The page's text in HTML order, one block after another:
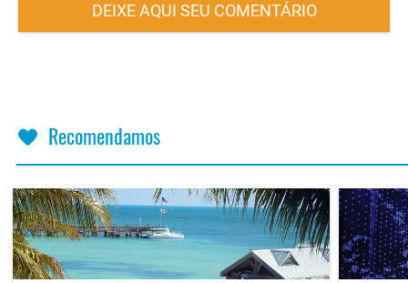
DEIXE AQUI SEU COMENTÁRIO
Recomendamos